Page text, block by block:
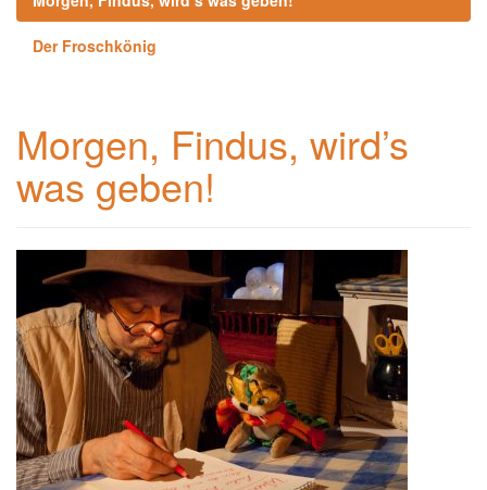
Der Froschkönig
Morgen, Findus, wird’s
was geben!